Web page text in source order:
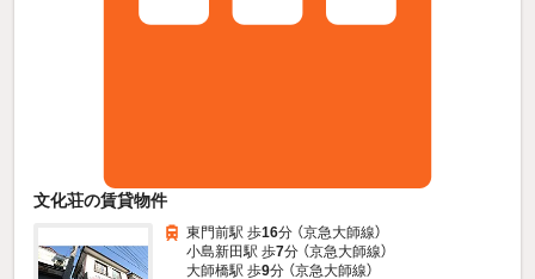
文化荘の賃貸物件
東門前駅 歩16分 （京急大師線）
小島新田駅 歩7分 （京急大師線）
大師橋駅 歩9分 （京急大師線）